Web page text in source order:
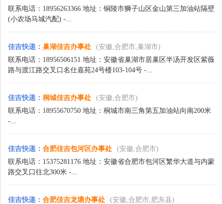
联系电话：18956263366 地址：铜陵市狮子山区金山第三加油站隔壁
(小农场马城汽配) -...
佳吉快递 ： 巢湖佳吉办事处
(安徽,合肥市,巢湖市)
联系电话：18956506151 地址：安徽省巢湖市居巢区半汤开发区紫薇
路与渡江路交叉口名仕嘉苑24号楼103-104号 -...
佳吉快递 ： 桐城佳吉办事处
(安徽,合肥市)
联系电话：18955670750 地址：桐城市南三角第五加油站向南200米
-...
佳吉快递 ： 合肥佳吉包河区办事处
(安徽,合肥市)
联系电话：15375281176 地址：安徽省合肥市包河区繁华大道与内蒙
路交叉口往北300米 -...
佳吉快递 ： 合肥佳吉龙塘办事处
(安徽,合肥市,肥东县)